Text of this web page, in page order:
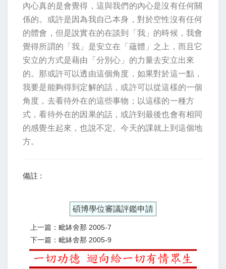
內心真的是會覺得，這與我們的內心是沒有任何關
係的。或許是因為我自己本身，對於空性沒有任何
的體會，但是說實在的在談到「我」的時候，我會
覺得所謂的「我」是安立在「蘊體」之上，而且它
安立的方式是藉由「分別心」的力量去安立出來
的。那或許可以透由這個角度，如果對於這一點，
我要是能夠得到定解的話，或許可以從這樣的一個
角度，去看待外在的這些事物；以這樣的一種方
式，看待外在的因果的話，或許到最後也會有相同
的感覺生起來，也說不定。今天的課就上到這個地
方。
備註 :
碩博學位審議評鑑申請
上一篇：毗缽舍那 2005-7
下一篇：毗缽舍那 2005-9